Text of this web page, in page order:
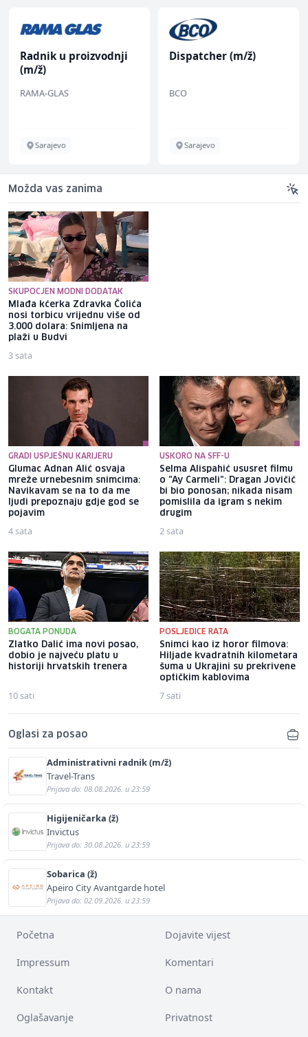
Radnik u proizvodnji
(m/ž)
RAMA-GLAS
Sarajevo
Dispatcher (m/ž)
BCO
Sarajevo
Možda vas zanima
SKUPOCJEN MODNI DODATAK
Mlađa kćerka Zdravka Čolića
nosi torbicu vrijednu više od
3.000 dolara: Snimljena na
plaži u Budvi
3 sata
GRADI USPJEŠNU KARIJERU
Glumac Adnan Alić osvaja
mreže urnebesnim snimcima:
Navikavam se na to da me
ljudi prepoznaju gdje god se
pojavim
4 sata
USKORO NA SFF-U
Selma Alispahić ususret filmu
o "Ay Carmeli": Dragan Jovičić
bi bio ponosan; nikada nisam
pomislila da igram s nekim
drugim
2 sata
BOGATA PONUDA
Zlatko Dalić ima novi posao,
dobio je najveću platu u
historiji hrvatskih trenera
10 sati
POSLJEDICE RATA
Snimci kao iz horor filmova:
Hiljade kvadratnih kilometara
šuma u Ukrajini su prekrivene
optičkim kablovima
7 sati
Oglasi za posao
Administrativni radnik (m/ž)
Travel-Trans
Prijava do: 08.08.2026. u 23:59
Higijeničarka (ž)
Invictus
Prijava do: 30.08.2026. u 23:59
Sobarica (ž)
Apeiro City Avantgarde hotel
Prijava do: 02.09.2026. u 23:59
Početna Dojavite vijest
Impressum Komentari
Kontakt O nama
Oglašavanje Privatnost